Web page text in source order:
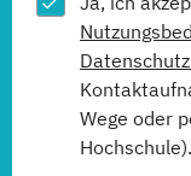
Wege oder